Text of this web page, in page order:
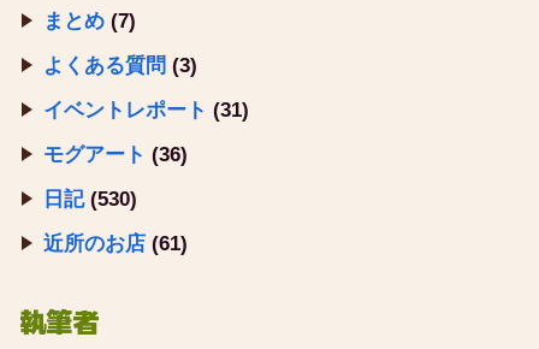
まとめ (7)
よくある質問 (3)
イベントレポート (31)
モグアート (36)
日記(530)
近所のお店 (61)
執筆者